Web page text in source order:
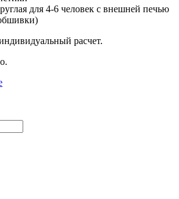
для 4-6 человек с внешней печью
расчет.